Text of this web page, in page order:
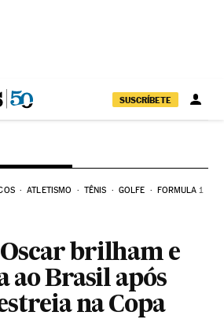
SUSCRÍBETE
ATLETISMO TÊNIS GOLFE FORMULA 1
brilham e
ao Brasil após
na Copa